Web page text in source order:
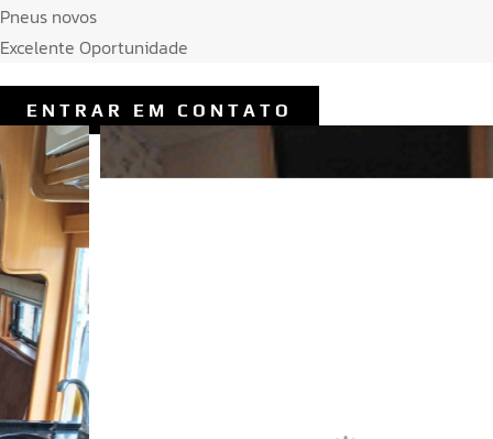
Pneus novos
Excelente Oportunidade
ENTRAR EM CONTATO